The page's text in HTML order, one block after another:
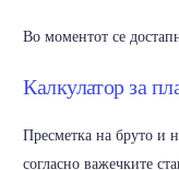
Во моментот се
Калкулатор за
Пресметка на бруто и
согласно важечките